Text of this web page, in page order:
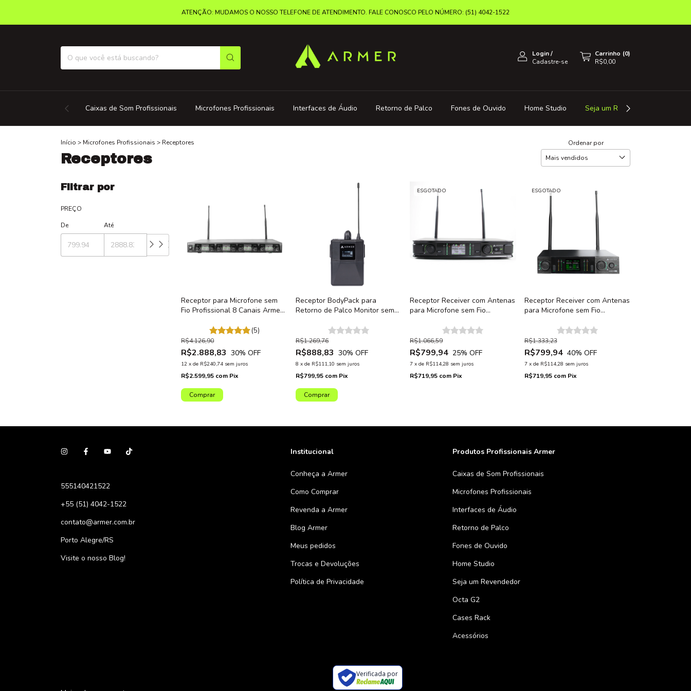
ATENÇÃO: MUDAMOS O NOSSO TELEFONE DE ATENDIMENTO. FALE CONOSCO PELO NÚMERO: (51) 4042-1522
Login/
Cadastre-se
Carrinho (0)
R$0,00
Caixas de Som Profissionais Microfones Profissionais Interfaces de Áudio Retorno de Palco Fones de Ouvido Home Studio Seja um Revendedor
Início > Microfones Profissionais > Receptores
Receptores
Ordenar por
Filtrar por
PREÇO
De
Até
Receptor para Microfone sem
Fio Profissional 8 Canais Armer
(5)
R$2.888,83
R$4.126,90
30% OFF
12 xde R$240,74 sem juros
R$2.599,95 com Pix
Receptor BodyPack para
Retorno de Palco Monitor sem
R$888,83
R$1.269,76
30% OFF
8 x de R$111,10 sem juros
R$799,95 com Pix
ESGOTADO
Receptor Receiver com Antenas
para Microfone sem Fio
R$799,94
R$1.066,59
25% OFF
7 xde R$114,28 sem juros
R$719,95 com Pix
ESGOTADO
Receptor Receiver com Antenas
para Microfone sem Fio
R$799,94
R$1.333,23
40% OFF
7 x de R$114,28 sem juros
R$719,95 com Pix
555140421522
+55 (51) 4042-1522
contato@armer.com.br
Porto Alegre/RS
Visite o nosso Blog!
Institucional
Conheça a Armer
Como Comprar
Revenda a Armer
Blog Armer
Meus pedidos
Trocas e Devoluções
Política de Privacidade
Produtos Profissionais Armer
Caixas de Som Profissionais
Microfones Profissionais
Interfaces de Áudio
Retorno de Palco
Fones de Ouvido
Home Studio
Seja um Revendedor
Octa G2
Cases Rack
Acessórios
Verificada por